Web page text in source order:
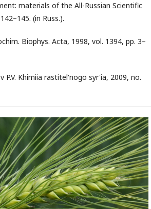
materials of the All-Russian Scientific
(in Russ.).
Biophys. Acta, 1998, vol. 1394, pp. 3–
P.V. Khimiia rastitel'nogo syr'ia, 2009, no.